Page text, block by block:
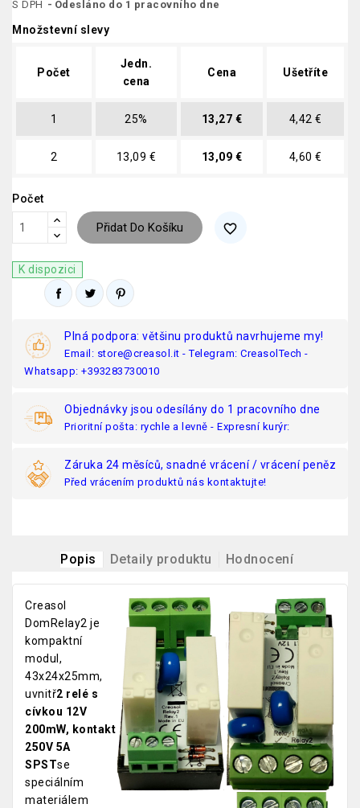
S DPH Odesláno do 1 pracovního dne
Množstevní slevy
Počet
Jedn.
cena
Cena Ušetříte
1 25% 13,27 € 4,42 €
2 13,09 € 13,09 € 4,60 €
Počet
Přidat Do Košíku favorite_border
K dispozici
Plná podpora: většinu produktů navrhujeme my!
Email: store@creasol.it - Telegram: CreasolTech -
Whatsapp: +393283730010
Objednávky jsou odesílány do 1 pracovního dne
Prioritní pošta: rychle a levně - Expresní kurýr:
Záruka 24 měsíců, snadné vrácení / vrácení peněz
Před vrácením produktů nás kontaktujte!
Popis Detaily produktu Hodnocení
Creasol
DomRelay2 je
kompaktní
modul,
43x24x25mm,
uvnitř2 relé s
cívkou 12V
200mW, kontakt
250V 5A
SPSTse
speciálním
materiálem